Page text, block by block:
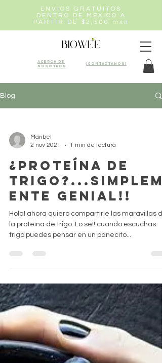
ENVIOS GRATUITOS
DENTRO DE MEXICO A
PARTIR DE $2,500 mxn
Acerca de
nosotros
¡Contactanos!
Blog
Maribel
2 nov 2021
1 min de lectura
¿Proteína de
trigo?...simplem
ente genial!!
Hola! ahora quiero compartirle las maravillas
la proteína de trigo. Lo se!! cuando escuchas
trigo puedes pensar en un panecito...